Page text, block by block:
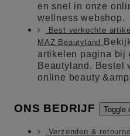
en snel in onze
wellness webshop.
Best verkochte
MAZ Beautyland
artikelen pagina bij
Beautyland. Bestel
online beauty
ONS BEDRIJF Toggle
Verzenden &